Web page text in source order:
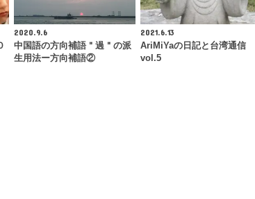
2020.9.6
中国語の方向補語＂過＂の派
生用法ー方向補語②
2021.6.13
AriMiYaの日記と台湾通信
vol.5